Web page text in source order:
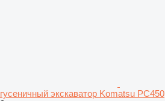
гусеничный экскаватор Komatsu PC450